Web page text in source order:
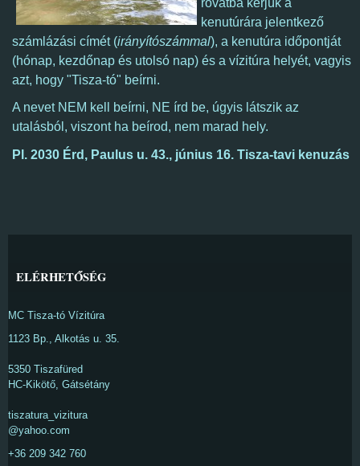
rovatba kérjük a
kenutúrára jelentkező
számlázási címét (irányítószámmal), a kenutúra időpontját
(hónap, kezdőnap és utolsó nap) és a vízitúra helyét, vagyis
azt, hogy "Tisza-tó" beírni.
A nevet NEM kell beírni, NE írd be, úgyis látszik az
utalásból, viszont ha beírod, nem marad hely.
Pl. 2030 Érd, Paulus u. 43., június 16. Tisza-tavi kenuzás
ELÉRHETŐSÉG
MC Tisza-tó Vízitúra
1123 Bp., Alkotás u. 35.
5350 Tiszafüred
HC-Kikötő, Gátsétány
tiszatura_vizitura
@yahoo.com
+36 209 342 760